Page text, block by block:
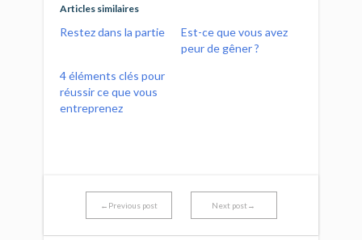
Articles similaires
Restez dans la partie
Est-ce que vous avez
peur de gêner ?
4 éléments clés pour
réussir ce que vous
entreprenez
←Previous post Next post→